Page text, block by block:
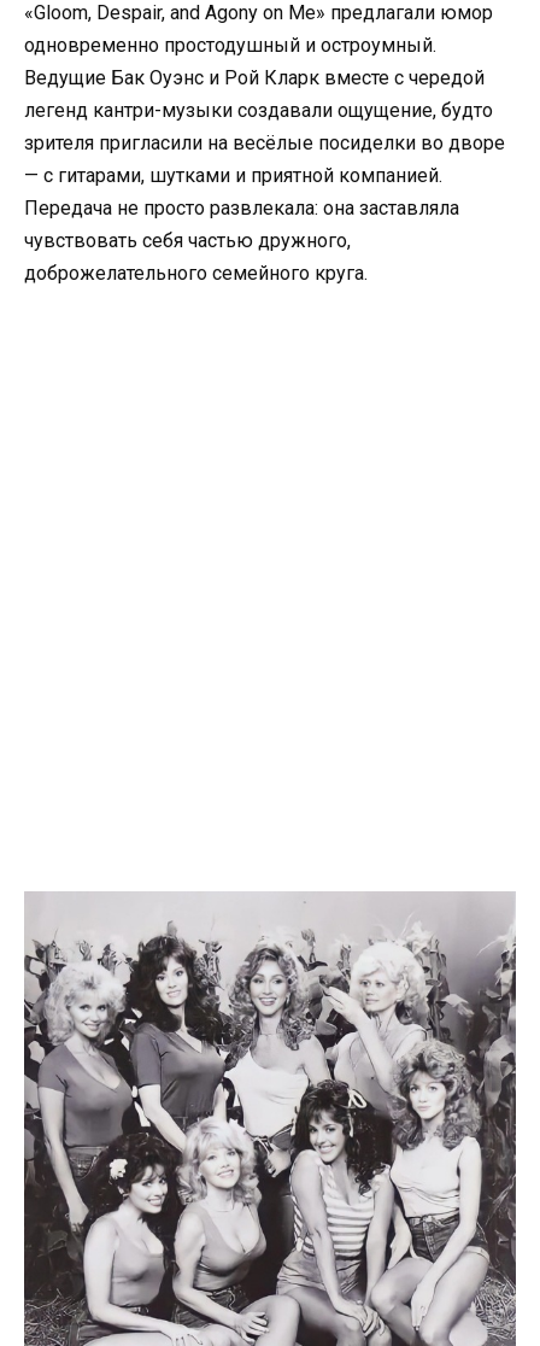
«Gloom, Despair, and Agony on Me» предлагали юмор
одновременно простодушный и остроумный.
Ведущие Бак Оуэнс и Рой Кларк вместе с чередой
легенд кантри-музыки создавали ощущение, будто
зрителя пригласили на весёлые посиделки во дворе
— с гитарами, шутками и приятной компанией.
Передача не просто развлекала: она заставляла
чувствовать себя частью дружного,
доброжелательного семейного круга.